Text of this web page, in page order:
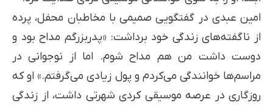
امین عبدی در گفتگویی صمیمی با مخاطبان محفل، پرده
از ناگفته‌های زندگی خود برداشت: «پدربزرگم مداح بود و
دوست داشت من هم مداح شوم. اما از نوجوانی در
مراسم‌ها خوانندگی می‌کردم و پول زیادی می‌گرفتم.» او که
روزگاری در عرصه موسیقی کردی شهرتی داشت، از زندگی